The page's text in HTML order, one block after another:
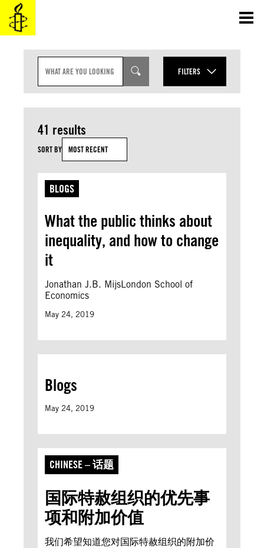
Skip
content
H
N
P
U
MONTH
FILTERS
TOPICS
APPLY
41 results
SORT BY MOST RECENT
BLOGS
What the public thinks about
inequality, and how to change
it
Jonathan J.B. MijsLondon School of
Economics
May 24, 2019
Blogs
May 24, 2019
CHINESE – 话题
国际特赦组织的优先事
项和附加价值
我们希望知道您对国际特赦组织的附加价